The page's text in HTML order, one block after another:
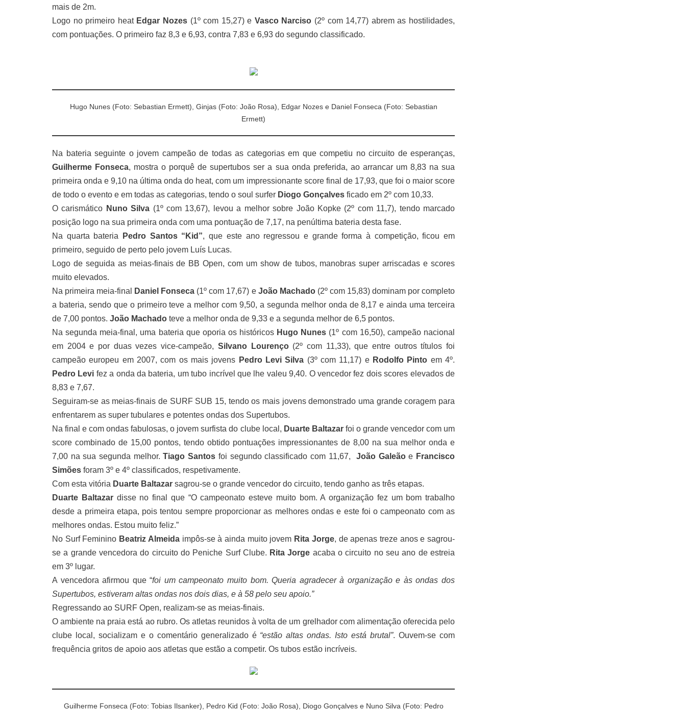
mais de 2m.
Logo no primeiro heat Edgar Nozes(1º com 15,27) e Vasco Narciso (2º com 14,77) abrem as hostilidades,
com pontuações. O primeiro faz 8,3 e 6,93, contra 7,83 e 6,93 do segundo classificado.
Hugo Nunes (Foto: Sebastian Ermett), Ginjas (Foto: João Rosa), Edgar Nozes e Daniel Fonseca (Foto: Sebastian
Ermett)
Na bateria seguinte o jovem campeão de todas as categorias em que competiu no circuito de esperanças,
Guilherme Fonseca, mostra o porquê de supertubos ser a sua onda preferida, ao arrancar um 8,83 na sua
primeira onda e 9,10 na última onda do heat, com um impressionante score final de 17,93, que foi o maior score
de todo o evento e em todas as categorias, tendo o soul surfer Diogo Gonçalves ficado em 2º com 10,33.
O carismático Nuno Silva (1º com 13,67), levou a melhor sobre João Kopke (2º com 11,7), tendo marcado
posição logo na sua primeira onda com uma pontuação de 7,17, na penúltima bateria desta fase.
Na quarta bateria
Pedro Santos “Kid”, que este ano regressou e grande forma à competição, ficou em
primeiro, seguido de perto pelo jovem Luís Lucas.
Logo de seguida as meias-finais de BB Open, com um show de tubos, manobras super arriscadas e scores
muito elevados.
Na primeira meia-final
Daniel Fonseca (1º com 17,67) e João Machado(2º com 15,83) dominam por completo
a bateria, sendo que o primeiro teve a melhor com 9,50, a segunda melhor onda de 8,17 e ainda uma terceira
de 7,00 pontos. João Machado teve a melhor onda de 9,33 e a segunda melhor de 6,5 pontos.
Na segunda meia-final, uma bateria que oporia os históricos Hugo Nunes (1º com 16,50), campeão nacional
em 2004 e por duas vezes vice-campeão, Silvano Lourenço(2º com 11,33), que entre outros títulos foi
campeão europeu em 2007, com os mais jovens Pedro Levi Silva (3º com 11,17) e Rodolfo Pinto em 4º.
Pedro Levi fez a onda da bateria, um tubo incrível que lhe valeu 9,40. O vencedor fez dois scores elevados de
8,83 e 7,67.
Seguiram-se as meias-finais de SURF SUB 15, tendo os mais jovens demonstrado uma grande coragem para
enfrentarem as super tubulares e potentes ondas dos Supertubos.
Na final e com ondas fabulosas, o jovem surfista do clube local, Duarte Baltazarfoi o grande vencedor com um
score combinado de 15,00 pontos, tendo obtido pontuações impressionantes de 8,00 na sua melhor onda e
7,00 na sua segunda melhor.Tiago Santos foi segundo classificado com 11,67, João Galeãoe Francisco
Simões foram 3º e 4º classificados, respetivamente.
Com esta vitória Duarte Baltazar sagrou-se o grande vencedor do circuito, tendo ganho as três etapas.
Duarte Baltazardisse no final que “O campeonato esteve muito bom. A organização fez um bom trabalho
desde a primeira etapa, pois tentou sempre proporcionar as melhores ondas e este foi o campeonato com as
melhores ondas. Estou muito feliz.”
No Surf Feminino Beatriz Almeidaimpôs-se à ainda muito jovem Rita Jorge, de apenas treze anos e sagrou-
se a grande vencedora do circuito do Peniche Surf Clube. Rita Jorge acaba o circuito no seu ano de estreia
em 3º lugar.
A vencedora afirmou que “foi um campeonato muito bom. Queria agradecer à organização e às ondas dos
Supertubos, estiveram altas ondas nos dois dias, e à 58 pelo seu apoio.”
Regressando ao SURF Open, realizam-se as meias-finais.
O ambiente na praia está ao rubro. Os atletas reunidos à volta de um grelhador com alimentação oferecida pelo
clube local, socializam e o comentário generalizado é “estão altas ondas. Isto está brutal”. Ouvem-se com
frequência gritos de apoio aos atletas que estão a competir. Os tubos estão incríveis.
Guilherme Fonseca (Foto: Tobias Ilsanker), Pedro Kid (Foto: João Rosa), Diogo Gonçalves e Nuno Silva (Foto: Pedro